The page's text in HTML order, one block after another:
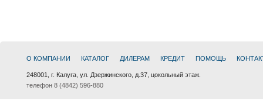
О КОМПАНИИ КАТАЛОГ ДИЛЕРАМ КРЕДИТ ПОМОЩЬ
248001, г. Калуга, ул. Дзержинского, д.37, цокольный этаж.
телефон 8 (4842) 596-880